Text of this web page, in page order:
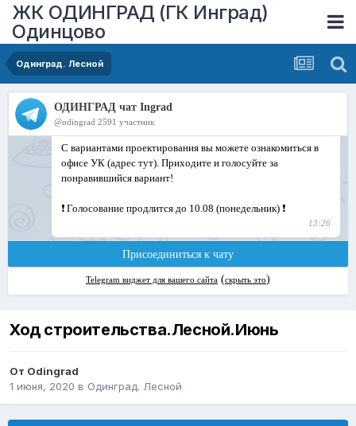
ЖК ОДИНГРАД (ГК Инград)
Одинцово
Одинград. Лесной
Ход строительства.Лесной.Июнь
От Odingrad
1 июня, 2020 в Одинград. Лесной